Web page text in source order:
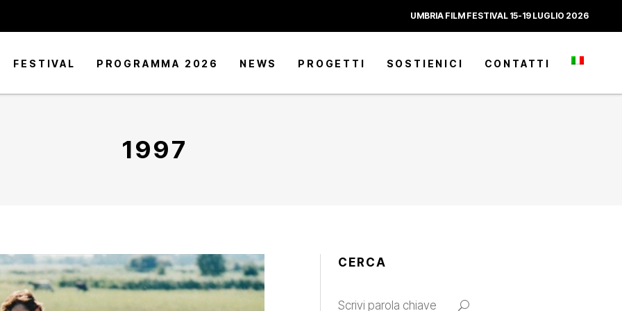
UMBRIA FILM FESTIVAL 15-19 LUGLIO 2026
FESTIVAL PROGRAMMA 2026 NEWS PROGETTI SOSTIENICI CONTATTI
1997
CERCA
for: